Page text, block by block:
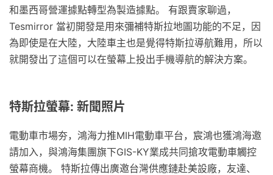
和墨西哥營運據點轉型為製造據點。 有跟賣家聊過，
Tesmirror 當初開發是用來彌補特斯拉地圖功能的不足，因
為即使是在大陸，大陸車主也是覺得特斯拉導航難用，所以
就開發出了這個可以在螢幕上投出手機導航的解決方案。
特斯拉螢幕: 新聞照片
電動車市場夯，鴻海力推MIH電動車平台，宸鴻也獲鴻海邀
請加入，與鴻海集團旗下GIS-KY業成共同搶攻電動車觸控
螢幕商機。 特斯拉傳出廣邀台灣供應鏈赴美設廠，友達、